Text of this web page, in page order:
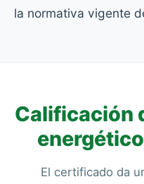
la normativa vigente
Calificación
El certificado da